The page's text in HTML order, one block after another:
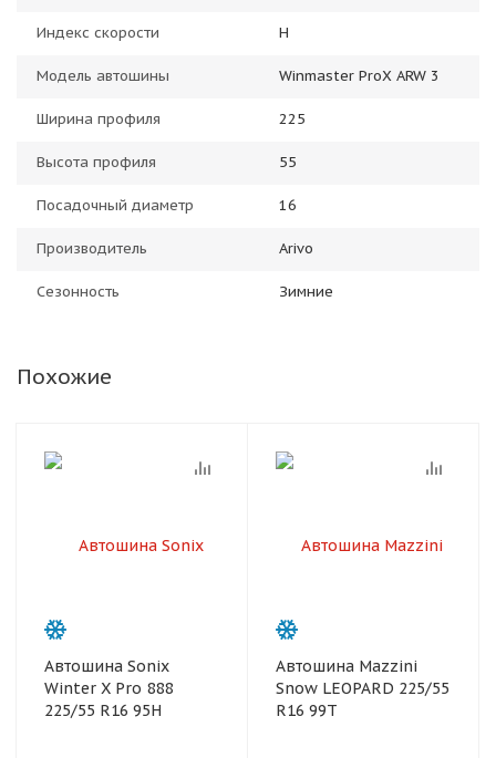
Индекс скорости H
Модель автошины Winmaster ProX ARW 3
Ширина профиля 225
Высота профиля 55
Посадочный диаметр 16
Производитель Arivo
Сезонность Зимние
Похожие
Автошина Sonix
Winter X Pro 888
225/55 R16 95H
Автошина Mazzini
Snow LEOPARD 225/55
R16 99T